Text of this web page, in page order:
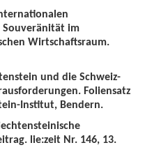
Souveränität im
Wirtschaftsraum.
und die Schweiz-
Foliensatz
Institut, Bendern.
lie:zeit Nr. 146, 13.